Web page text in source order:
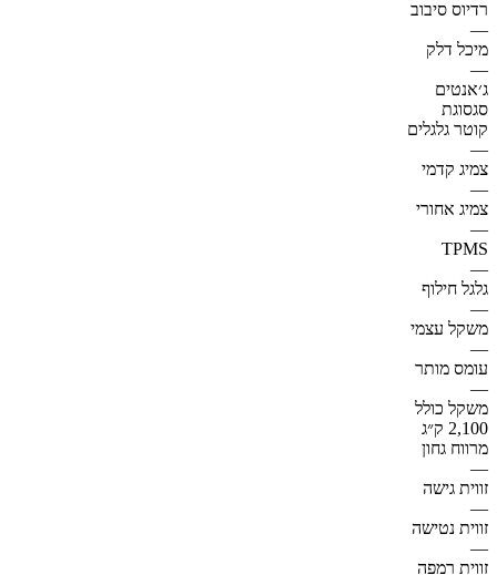
רדיוס סיבוב
—
מיכל דלק
—
ג׳אנטים
סגסוגת
קוטר גלגלים
—
צמיג קדמי
—
צמיג אחורי
—
TPMS
—
גלגל חילוף
—
משקל עצמי
—
עומס מותר
—
משקל כולל
2,100 ק״ג
מרווח גחון
—
זווית גישה
—
זווית נטישה
—
זווית רמפה